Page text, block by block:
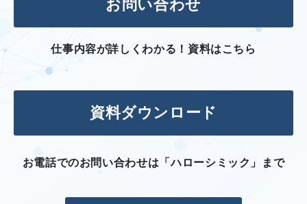
お問い合わせ
仕事内容が詳しくわかる！資料はこちら
資料ダウンロード
お電話でのお問い合わせは「ハローシミック」まで